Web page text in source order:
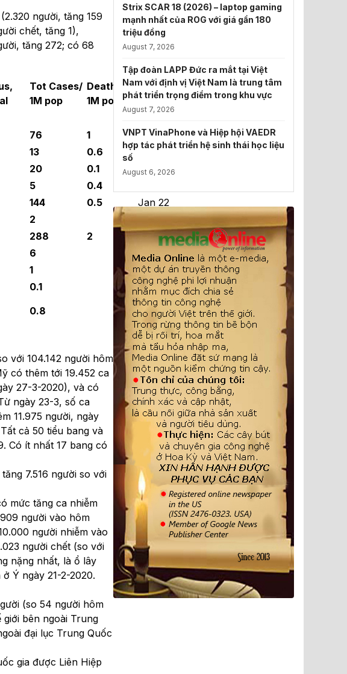
người, tăng 159
chết, tăng 1),
tăng 272; có 68
Tot Cases/
1M pop
Deaths/
1M pop
1st
case
76 1
Jan 24
13 0.6
Jan 29
20 0.1
Jan 12
5 0.4
144 0.5
Jan 22
2
Jan 22
288 2
Mar 08
6
Jan 26
1
Mar 23
0.1
Mar 22
0.8 Mar 1
với 104.142 người hôm
có thêm tới 19.452 ca
27-3-2020), và có
ngày 23-3, số ca
11.975 người, ngày
cả 50 tiểu bang và
Có ít nhất 17 bang có
7.516 người so với
mức tăng ca nhiễm
người vào hôm
người nhiễm vào
người chết (so với
nặng nhất, là ổ lây
Ý ngày 21-2-2020.
(so 54 người hôm
bên ngoài Trung
đại lục Trung Quốc
gia được Liên Hiệp
Strix SCAR 18 (2026) – laptop gaming
mạnh nhất của ROG với giá gần 180
triệu đồng
August 7, 2026
Tập đoàn LAPP Đức ra mắt tại Việt
Nam với định vị Việt Nam là trung tâm
phát triển trọng điểm trong khu vực
August 7, 2026
VNPT VinaPhone và Hiệp hội VAEDR
hợp tác phát triển hệ sinh thái học liệu
số
August 6, 2026